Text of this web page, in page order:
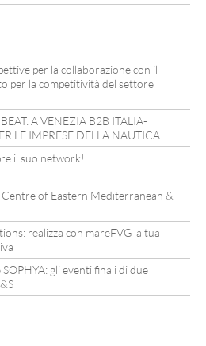
per la collaborazione con il
per la competitività del settore
A VENEZIA B2B ITALIA-
LE IMPRESE DELLA NAUTICA
il suo network!
Centre of Eastern Mediterranean &
realizza con mareFVG la tua
gli eventi finali di due